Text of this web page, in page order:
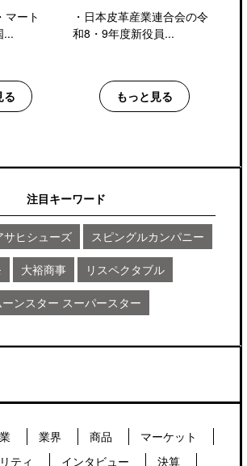
マート
...
る
・ 日本皮革産業連合会の令
和8・9年度新役員...
もっと見る
注目キーワード
サヒシューズ スピングルカンパニー
大裕商事 リスペクタブル
ーンスター スーパースター
業界 商品
マーケット
ティ
インタビュー 決算